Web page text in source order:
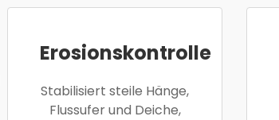
Erosionskontrolle
Stabilisiert steile Hänge,
Flussufer und Deiche,